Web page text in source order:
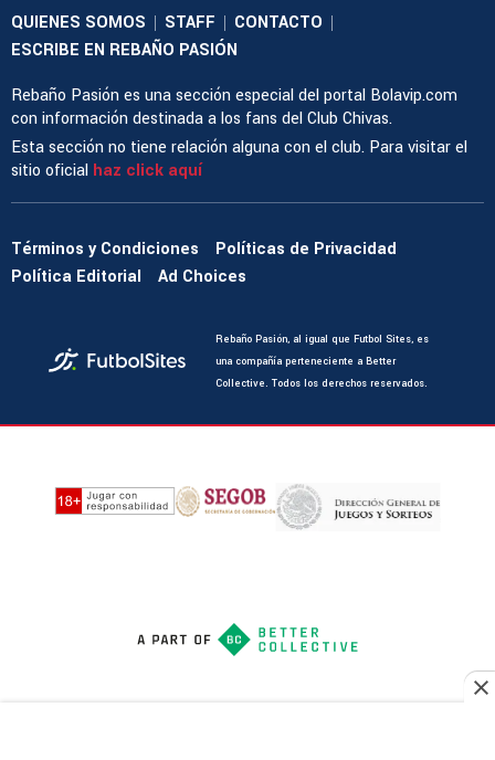
QUIENES SOMOS | STAFF | CONTACTO |
ESCRIBE EN REBAÑO PASIÓN
Rebaño Pasión es una sección especial del portal Bolavip.com
con información destinada a los fans del Club Chivas.
Esta sección no tiene relación alguna con el club. Para visitar el
sitio oficial haz click aquí
Términos y Condiciones
Políticas de Privacidad
Política Editorial
Ad Choices
Rebaño Pasión, al igual que Futbol Sites, es
una compañía perteneciente a Better
Collective. Todos los derechos reservados.